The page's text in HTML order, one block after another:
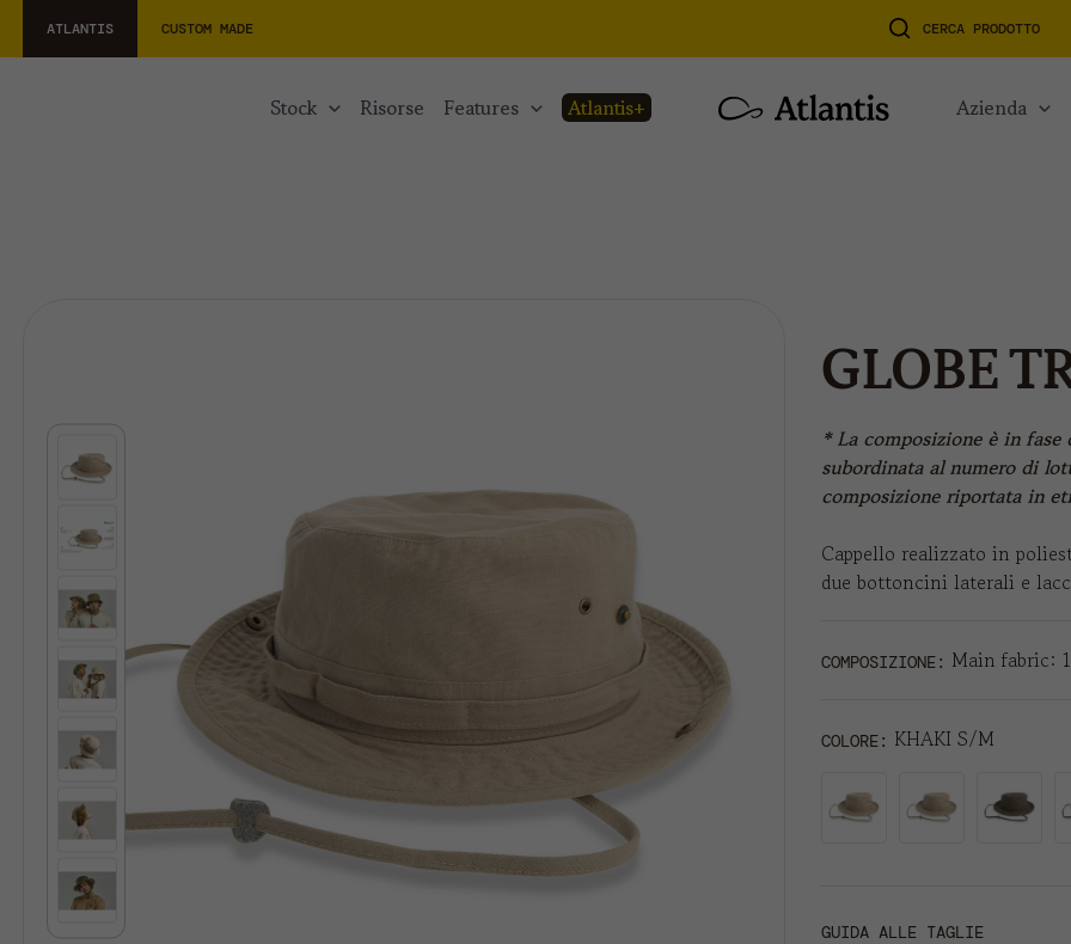
ATLANTIS CUSTOM MADE CERCA PRODOTTO
stock risorse features atlantis+ azienda
GLOBE
* La composizione è in
subordinata al numero di
composizione riportata in
Cappello realizzato in
due bottoncini laterali e
COMPOSIZIONE: Main fabric:
COLORE KHAKI S/M
GUIDA ALLE TAGLIE